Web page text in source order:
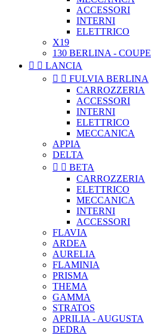
ACCESSORI
INTERNI
ELETTRICO
X19
130 BERLINA - COUPE
  LANCIA
  FULVIA BERLINA
CARROZZERIA
ACCESSORI
INTERNI
ELETTRICO
MECCANICA
APPIA
DELTA
  BETA
CARROZZERIA
ELETTRICO
MECCANICA
INTERNI
ACCESSORI
FLAVIA
ARDEA
AURELIA
FLAMINIA
PRISMA
THEMA
GAMMA
STRATOS
APRILIA - AUGUSTA
DEDRA